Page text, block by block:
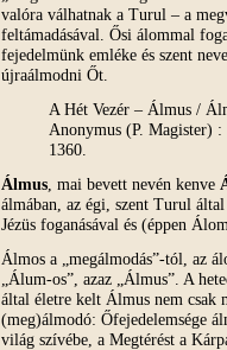
valóra válhatnak a Turul – a
feltámadásával. Ősi álommal
fejedelmünk emléke és szent
újraálmodni Őt.
A Hét Vezér – Álmus /
Anonymus (P. Magister)
1360.
Álmus , mai bevett nevén kenve
álmában, az égi, szent Turul
Jézüs foganásával és (éppen
Álmos a „megálmodás”-tól, az
„Álum-os”, azaz „Álmus”. A
által életre kelt Álmus nem csak
(meg)álmodó: Őfejedelemsége
világ szívébe, a Megtérést a